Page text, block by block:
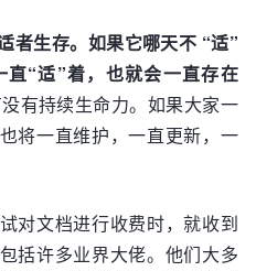
者生存。如果它哪天不 “适”
“适”着，也就会一直存在
有持续生命力。如果大家一
将一直维护，一直更新，一
对文档进行收费时，就收到
括许多业界大佬。他们大多